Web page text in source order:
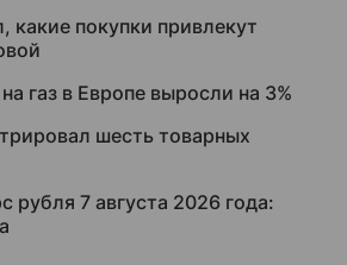
какие покупки привлекут
газ в Европе выросли на 3%
шесть товарных
рубля 7 августа 2026 года: